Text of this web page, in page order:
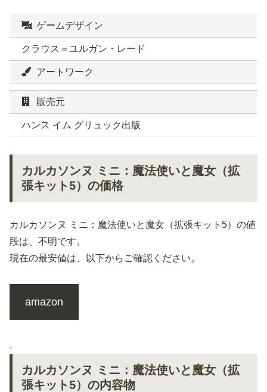
ゲームデザイン
クラウス＝ユルガン・レード
アートワーク
販売元
ハンス イム グリュック出版
カルカソンヌ ミニ：魔法使いと魔女（拡
張キット5）の価格
カルカソンヌ ミニ：魔法使いと魔女（拡張キット5）の値
段は、不明です。
現在の最安値は、以下からご確認ください。
amazon
.
カルカソンヌ ミニ：魔法使いと魔女（拡
張キット5）の内容物